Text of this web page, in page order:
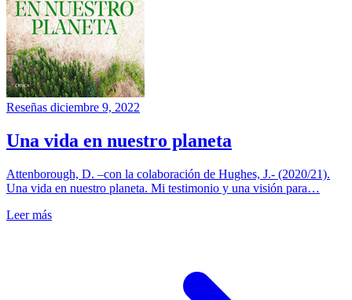
Reseñas diciembre 9, 2022
Una vida en nuestro planeta
Attenborough, D. –con la colaboración de Hughes, J.- (2020/21).
Una vida en nuestro planeta. Mi testimonio y una visión para…
Leer más